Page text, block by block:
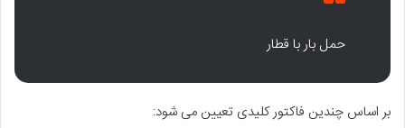
حمل بار با قطار
بر اساس چندین فاکتور کلیدی تعیین می شود: